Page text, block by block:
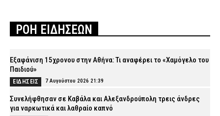
ΡΟΗ ΕΙΔΗΣΕΩΝ
Εξαφάνιση 15χρονου στην Αθήνα: Τι αναφέρει το «Χαμόγελο του
Παιδιού»
ΕΙΔΗΣΕΙΣ 7 Αυγούστου 2026 21:39
Συνελήφθησαν σε Καβάλα και Αλεξανδρούπολη τρεις άνδρες
για ναρκωτικά και λαθραίο καπνό